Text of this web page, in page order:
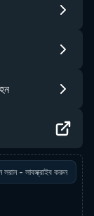
সরান - সাবস্ক্রাইব করুন